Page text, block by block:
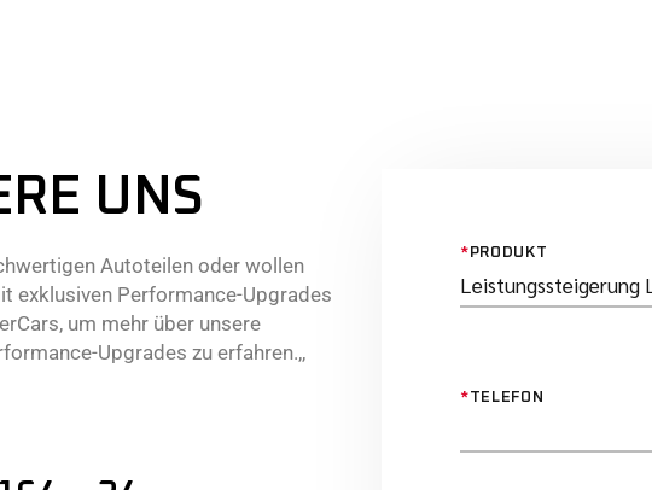
UNS
Autoteilen oder wollen
exklusiven Performance-Upgrades
um mehr über unsere
Upgrades zu erfahren.,,
* PRODUKT
*TELEFON